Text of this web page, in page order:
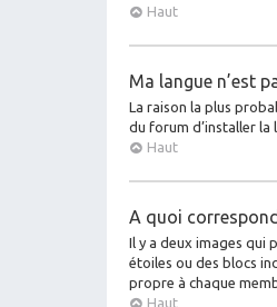
Haut
Ma langue n’est
La raison la plus
du forum d’installer la
Haut
A quoi
Il y a deux images qui
étoiles ou des blocs
propre à chaque
Haut